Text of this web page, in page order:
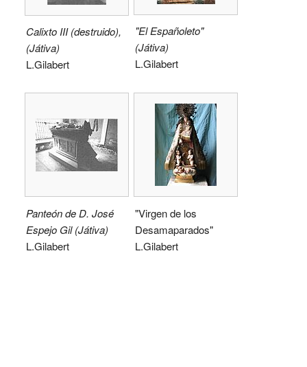
Calixto III (destruido),
(Játiva)
L.Gilabert
"El Españoleto"
(Játiva)
L.Gilabert
Panteón de D. José
Espejo Gil (Játiva)
L.Gilabert
"Virgen de los
Desamaparados"
L.Gilabert